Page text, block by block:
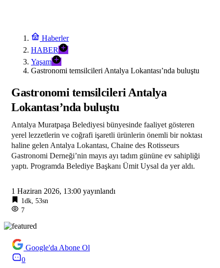
Muğla’da Başkan Ahmet Aras’tan ‘hukuk müşavirliği’ açıklaması
17:12
Orman yangınları şirketler istratejik risk… Sigorta açığı büyüyor
Haberler
HABER
Yaşam
Gastronomi temsilcileri Antalya Lokantası’nda buluştu
Gastronomi temsilcileri Antalya
Lokantası’nda buluştu
Antalya Muratpaşa Belediyesi bünyesinde faaliyet gösteren
yerel lezzetlerin ve coğrafi işaretli ürünlerin önemli bir noktası
haline gelen Antalya Lokantası, Chaine des Rotisseurs
Gastronomi Derneği’nin mayıs ayı tadım gününe ev sahipliği
yaptı. Programda Belediye Başkanı Ümit Uysal da yer aldı.
1 Haziran 2026, 13:00 yayınlandı
1dk, 53sn
7
Google'da Abone Ol
0